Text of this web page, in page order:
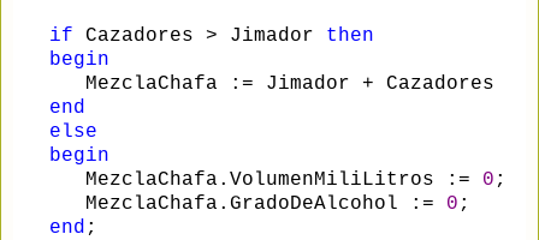
if Cazadores > Jimador then
begin
      MezclaChafa :
= Jimador + Cazadores
end
else
begin
      MezclaChafa.VolumenMiliLitros :
= 0 ;
      MezclaChafa.GradoDeAlcohol :
= 0 ;
end ;